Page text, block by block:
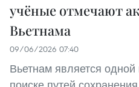
учёные отмечают
Вьетнама
09/06/2026 07:40
Вьетнам является